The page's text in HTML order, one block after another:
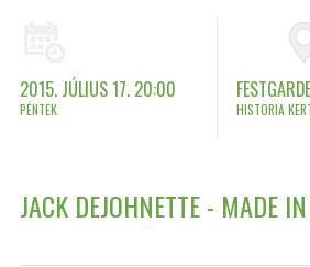
2015. JÚLIUS 17. 20:00
PÉNTEK HISTORIA
JACK DEJOHNETTE -